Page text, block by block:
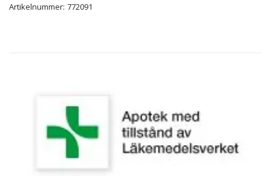
Artikelnummer: 772091